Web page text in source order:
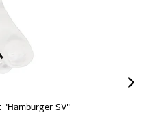
SC Sportsocken